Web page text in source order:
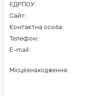
ЄДРПОУ:
Сайт:
Контактна особа:
Телефон:
E-mail:
Місцезнаходження: